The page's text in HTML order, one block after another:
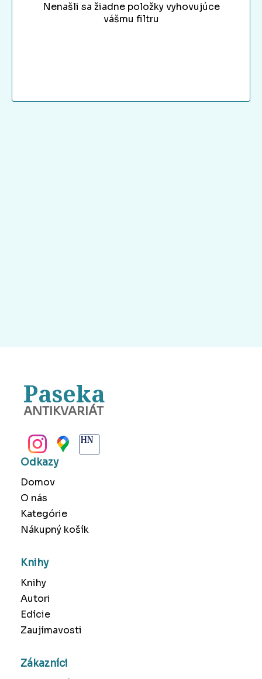
Nenašli sa žiadne položky vyhovujúce
vášmu filtru
Paseka
ANTIKVARIÁT
Odkazy
Domov
O nás
Kategórie
Nákupný košík
Knihy
Knihy
Autori
Edície
Zaujímavosti
Zákazníci